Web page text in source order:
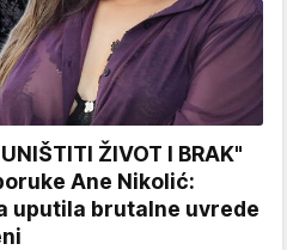
ŽIVOT I BRAK"
Ane Nikolić:
uputila brutalne uvrede